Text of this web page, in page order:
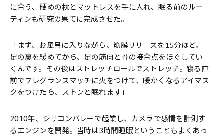
に合う、硬めの枕とマットレスを手に入れ、眠る前のルー
ティンも研究の果てに完成させた。
「まず、お風呂に入りながら、筋膜リリースを15分ほど。
足の裏を緩めてから、足の筋肉と骨の接合点をほぐしてい
くんです。その後はストレッチロールでストレッチ。寝る直
前でフレグランスマッチに火をつけて、暖かくなるアイマス
クをつけたら、ストンと眠れます」
2010年、シリコンバレーで起業し、カメラで感情を計測す
るエンジンを開発。当時は3時間睡眠ということもよくあっ